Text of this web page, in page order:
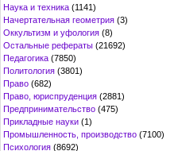
Наука и техника (1141)
Начертательная геометрия (3)
Оккультизм и уфология (8)
Остальные рефераты (21692)
Педагогика (7850)
Политология (3801)
Право (682)
Право, юриспруденция (2881)
Предпринимательство (475)
Прикладные науки (1)
Промышленность, производство (7100)
Психология (8692)